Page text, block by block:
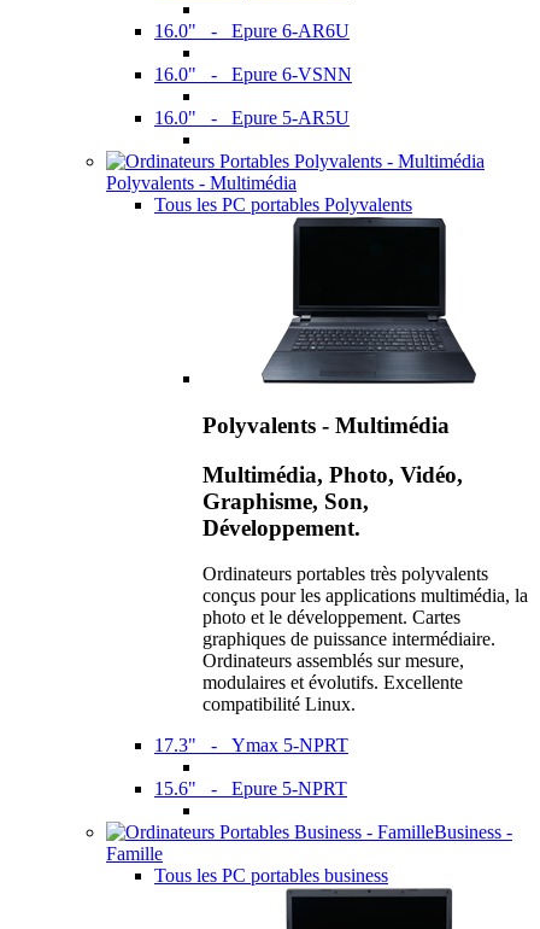
16.0" - Epure 6-AR6U
16.0" - Epure 6-VSNN
16.0" - Epure 5-AR5U
Polyvalents - Multimédia
Tous les PC portables Polyvalents
Polyvalents - Multimédia
Multimédia, Photo, Vidéo,
Graphisme, Son,
Développement.
Ordinateurs portables très polyvalents
conçus pour les applications multimédia, la
photo et le développement. Cartes
graphiques de puissance intermédiaire.
Ordinateurs assemblés sur mesure,
modulaires et évolutifs. Excellente
compatibilité Linux.
17.3" - Ymax 5-NPRT
15.6" - Epure 5-NPRT
Business -
Famille
Tous les PC portables business